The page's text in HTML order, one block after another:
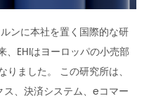
ンに本社を置く国際的な研
、EHIはヨーロッパの小売部
ました。 この研究所は、
、決済システム、eコマー